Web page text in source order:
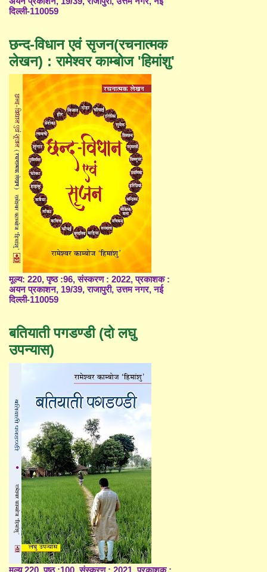
दिल्ली-110059
छन्द-विधान एवं सृजन(रचनात्मक
लेखन) : रामेश्वर काम्बोज 'हिमांशु'
मूल्य: 220, पृष्ठ :96, संस्करण : 2022, प्रकाशक :
अयन प्रकाशन, 19/39, राजापुरी, उत्तम नगर, नई
दिल्ली-110059
बतियाती पगडण्डी (दो लघु
उपन्यास)